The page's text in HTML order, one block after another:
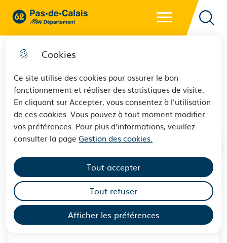
Cookies
Ce site utilise des cookies pour assurer le bon
fonctionnement et réaliser des statistiques de visite.
En cliquant sur Accepter, vous consentez à l'utilisation
de ces cookies. Vous pouvez à tout moment modifier
vos préférences. Pour plus d'informations, veuillez
consulter la pageGestion des cookies.
Afficher les préférences
Tout accepter
Tout refuser
62 - Pas-de-Calais Mon Département - Retour à l'accueil
Contreparties communication
Sommaire